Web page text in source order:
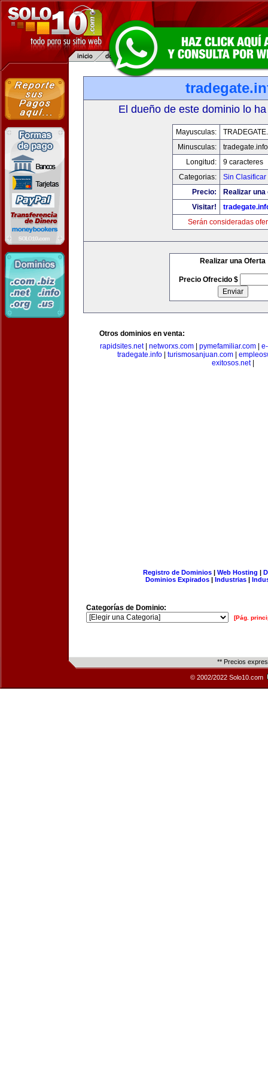
El dueño de este dominio lo
Mayusculas:
Minusculas:
tradegate.info
Longitud:
9 caracteres
Categorias:
Sin Clasificar
Precio:
Realizar
Visitar!
Serán consideradas
Realizar una Oferta
Precio Ofrecido $
Otros dominios en venta:
rapidsites.net| networxs.com| pymefamiliar.com|
tradegate.info| turismosanjuan.com|
exitosos.net|
Registro de Dominios| Web Hosting |
Dominios Expirados | Industrias |
Categorías de Dominio:
[Pág.
** Precios
© 2002/2022 Solo10.com